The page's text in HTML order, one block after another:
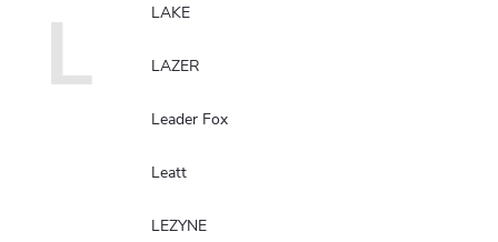
L LAKE
LAZER
Leader Fox
Leatt
LEZYNE